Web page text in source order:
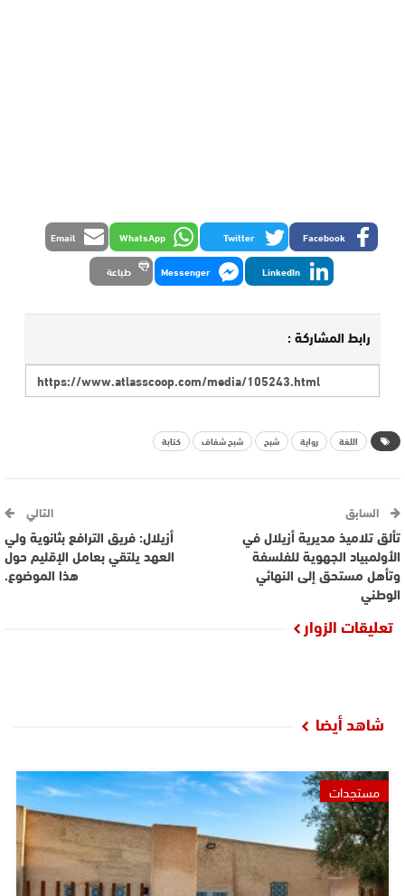
Facebook
Twitter
WhatsApp
Email
LinkedIn
Messenger طباعة
رابط المشاركة :
اللغة رواية شبح شبح شفاف كتابة
السابق
تألق تلاميذ مديرية أزيلال في
الأولمبياد الجهوية للفلسفة
وتأهل مستحق إلى النهائي
الوطني
التالي
أزيلال: فريق الترافع بثانوية ولي
العهد يلتقي بعامل الإقليم حول
هذا الموضوع.
تعليقات الزوار
شاهد أيضا
مستجدات